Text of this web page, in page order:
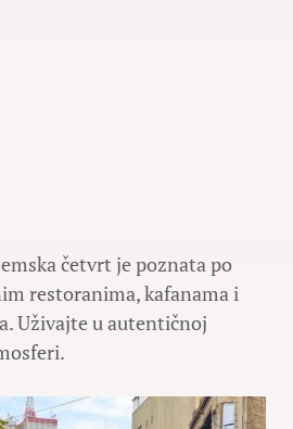
četvrt je poznata po
restoranima, kafanama i
Uživajte u autentičnoj